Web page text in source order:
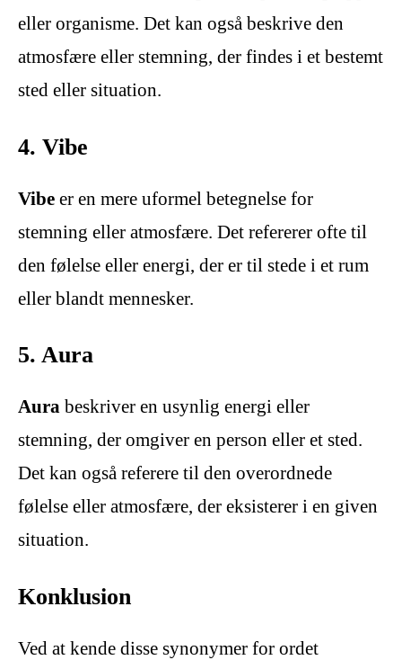
eller organisme. Det kan også beskrive den
atmosfære eller stemning, der findes i et bestemt
sted eller situation.
4. Vibe
Vibe er en mere uformel betegnelse for
stemning eller atmosfære. Det refererer ofte til
den følelse eller energi, der er til stede i et rum
eller blandt mennesker.
5. Aura
Aura beskriver en usynlig energi eller
stemning, der omgiver en person eller et sted.
Det kan også referere til den overordnede
følelse eller atmosfære, der eksisterer i en given
situation.
Konklusion
Ved at kende disse synonymer for ordet